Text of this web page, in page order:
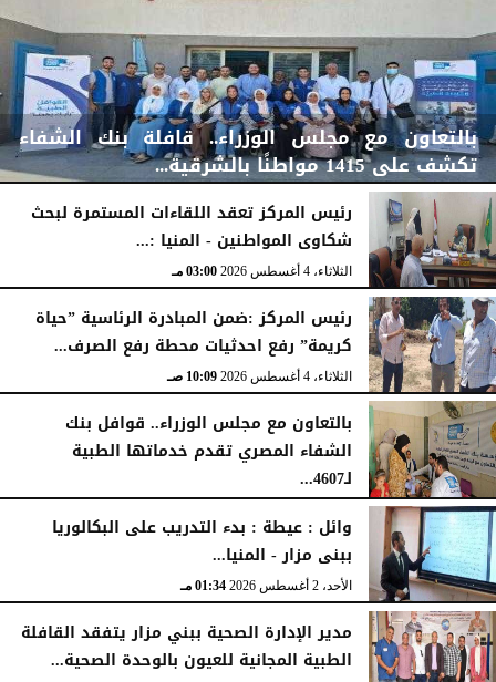
بالتعاون مع مجلس الوزراء.. قافلة بنك الشفاء
تكشف على 1415 مواطنًا بالشرقية...
الخميس، 6 أغسطس 2026 04:59 مـ
رئيس المركز تعقد اللقاءات المستمرة لبحث
شكاوى المواطنين - المنيا :...
الثلاثاء، 4 أغسطس 2026 03:00 مـ
رئيس المركز :ضمن المبادرة الرئاسية ”حياة
كريمة” رفع احدثيات محطة رفع الصرف...
الثلاثاء، 4 أغسطس 2026 10:09 صـ
بالتعاون مع مجلس الوزراء.. قوافل بنك
الشفاء المصري تقدم خدماتها الطبية
لـ4607...
الإثنين، 3 أغسطس 2026
وائل : عيطة : بدء التدريب على البكالوريا
ببنى مزار - المنيا...
الأحد، 2 أغسطس 2026 01:34 مـ
مدير الإدارة الصحية ببني مزار يتفقد القافلة
الطبية المجانية للعيون بالوحدة الصحية...